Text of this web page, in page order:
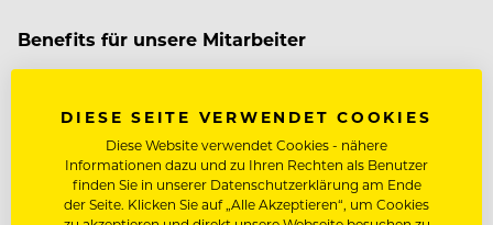
Benefits für unsere Mitarbeiter
Mitarbeiterevents
Weiterbildungsprogramm
DIESE SEITE VERWENDET COOKIES
Diese Website verwendet Cookies - nähere
Informationen dazu und zu Ihren Rechten als Benutzer
finden Sie in unserer Datenschutzerklärung am Ende
der Seite. Klicken Sie auf „Alle Akzeptieren“, um Cookies